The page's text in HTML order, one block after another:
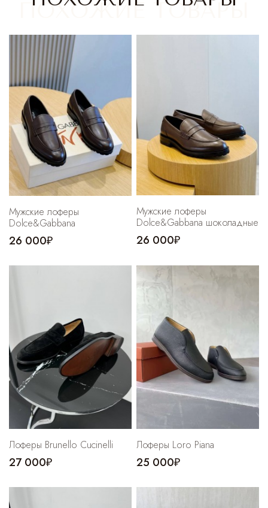
Мужские лоферы
Dolce&Gabbana
26 000₽
Мужские лоферы
Dolce&Gabbana шоколадные
26 000₽
Лоферы Brunello Cucinelli
27 000₽
Лоферы Loro Piana
25 000₽
Cпортивные брюки
Комбинезоны